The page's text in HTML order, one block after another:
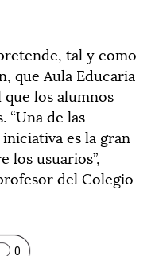
tal y como
que Aula Educaria
los alumnos
“Una de las
es la gran
los usuarios”,
del Colegio
0